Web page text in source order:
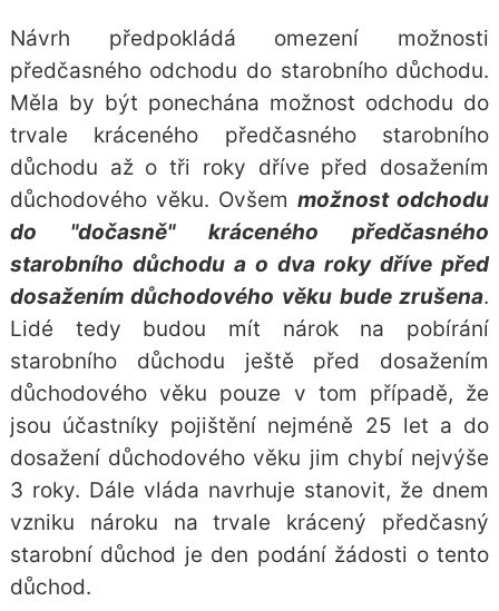
Návrh předpokládá omezení možnosti
předčasného odchodu do starobního důchodu.
Měla by být ponechána možnost odchodu do
trvale kráceného předčasného starobního
důchodu až o tři roky dříve před dosažením
důchodového věku. Ovšemmožnost odchodu
do "dočasně" kráceného předčasného
starobního důchodu a o dva roky dříve před
dosažením důchodového věku bude zrušena.
Lidé tedy budou mít nárok na pobírání
starobního důchodu ještě před dosažením
důchodového věku pouze v tom případě, že
jsou účastníky pojištění nejméně 25 let a do
dosažení důchodového věku jim chybí nejvýše
3 roky. Dále vláda navrhuje stanovit, že dnem
vzniku nároku na trvale krácený předčasný
starobní důchod je den podání žádosti o tento
důchod.